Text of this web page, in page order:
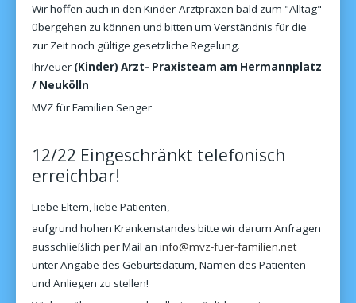
Wir hoffen auch in den Kinder-Arztpraxen bald zum "Alltag"
übergehen zu können und bitten um Verständnis für die
zur Zeit noch gültige gesetzliche Regelung.
Ihr/euer (Kinder) Arzt- Praxisteam am Hermannplatz
/ Neukölln
MVZ für Familien Senger
12/22 Eingeschränkt telefonisch
erreichbar!
Liebe Eltern, liebe Patienten,
aufgrund hohen Krankenstandes bitte wir darum Anfragen
ausschließlich per Mail an info@mvz-fuer-familien.net
unter Angabe des Geburtsdatum, Namen des Patienten
und Anliegen zu stellen!